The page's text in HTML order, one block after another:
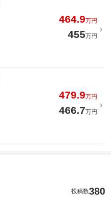
464.9万円
455万円
479.9万円
466.7万円
投稿数380